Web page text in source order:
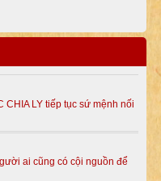
CHIA LY tiếp tục sứ mệnh nối
ai cũng có cội nguồn để